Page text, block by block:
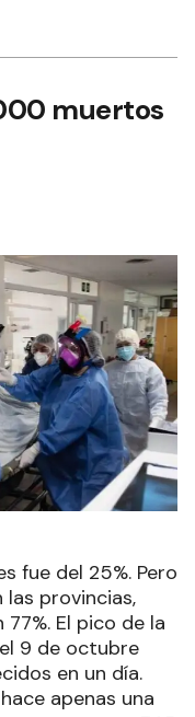
muertos
fue del 25%. Pero
provincias,
El pico de la
9 de octubre
en un día.
apenas una